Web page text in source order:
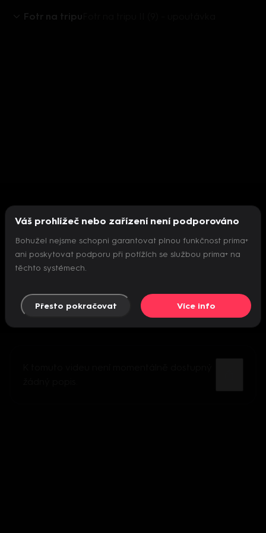
Fotr na tripu
Nepodařilo se inicializovat přehrávač
Váš prohlížeč nebo zařízení není podporováno
Bohužel nejsme schopni garantovat plnou funkčnost prima+
ani poskytovat podporu při potížích se službou prima+ na
těchto systémech.
Přesto pokračovat Více info